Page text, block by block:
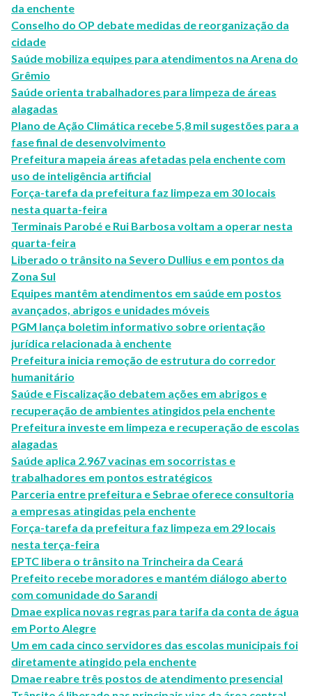
da enchente
Conselho do OP debate medidas de reorganização da
cidade
Saúde mobiliza equipes para atendimentos na Arena do
Grêmio
Saúde orienta trabalhadores para limpeza de áreas
alagadas
Plano de Ação Climática recebe 5,8 mil sugestões para a
fase final de desenvolvimento
Prefeitura mapeia áreas afetadas pela enchente com
uso de inteligência artificial
Força-tarefa da prefeitura faz limpeza em 30 locais
nesta quarta-feira
Terminais Parobé e Rui Barbosa voltam a operar nesta
quarta-feira
Liberado o trânsito na Severo Dullius e em pontos da
Zona Sul
Equipes mantêm atendimentos em saúde em postos
avançados, abrigos e unidades móveis
PGM lança boletim informativo sobre orientação
jurídica relacionada à enchente
Prefeitura inicia remoção de estrutura do corredor
humanitário
Saúde e Fiscalização debatem ações em abrigos e
recuperação de ambientes atingidos pela enchente
Prefeitura investe em limpeza e recuperação de escolas
alagadas
Saúde aplica 2.967 vacinas em socorristas e
trabalhadores em pontos estratégicos
Parceria entre prefeitura e Sebrae oferece consultoria
a empresas atingidas pela enchente
Força-tarefa da prefeitura faz limpeza em 29 locais
nesta terça-feira
EPTC libera o trânsito na Trincheira da Ceará
Prefeito recebe moradores e mantém diálogo aberto
com comunidade do Sarandi
Dmae explica novas regras para tarifa da conta de água
em Porto Alegre
Um em cada cinco servidores das escolas municipais foi
diretamente atingido pela enchente
Dmae reabre três postos de atendimento presencial